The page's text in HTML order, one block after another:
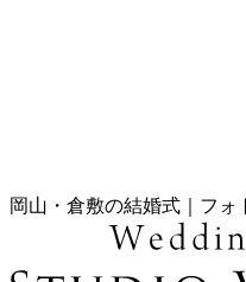
岡山・倉敷の結婚式｜フォ